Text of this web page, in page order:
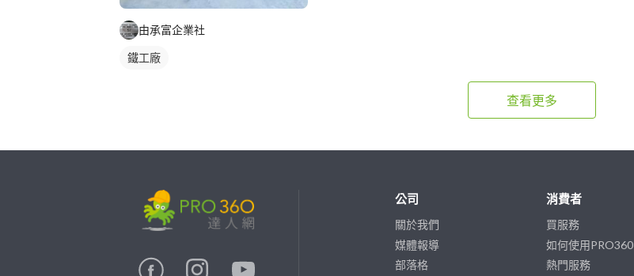
由承富企業社
鐵工廠
查看更多
公司
關於我們
媒體報導
部落格
消費者
買服務
如何使用PRO360
熱門服務